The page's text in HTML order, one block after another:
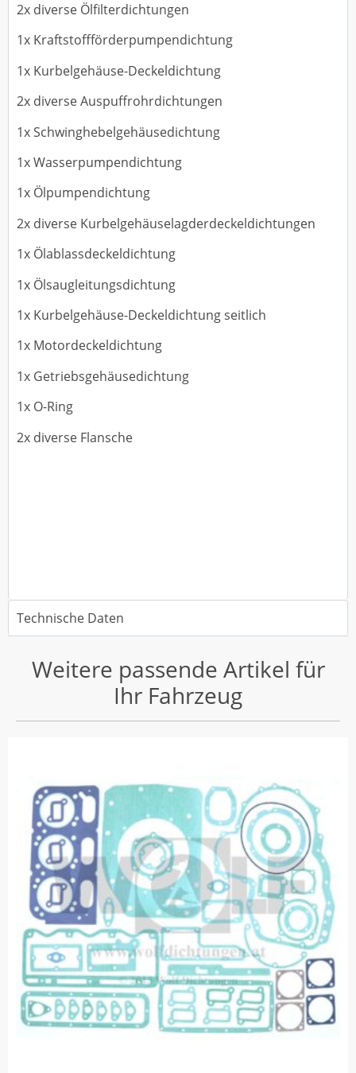
2x diverse Ölfilterdichtungen
1x Kraftstoffförderpumpendichtung
1x Kurbelgehäuse-Deckeldichtung
2x diverse Auspuffrohrdichtungen
1x Schwinghebelgehäusedichtung
1x Wasserpumpendichtung
1x Ölpumpendichtung
2x diverse Kurbelgehäuselagderdeckeldichtungen
1x Ölablassdeckeldichtung
1x Ölsaugleitungsdichtung
1x Kurbelgehäuse-Deckeldichtung seitlich
1x Motordeckeldichtung
1x Getriebsgehäusedichtung
1x O-Ring
2x diverse Flansche
Technische Daten
Weitere passende Artikel für
Ihr Fahrzeug